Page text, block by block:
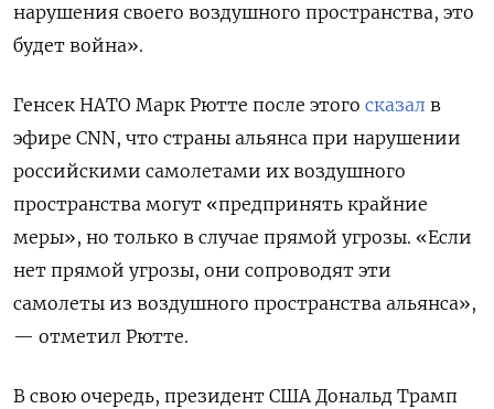
нарушения своего воздушного пространства, это
будет война».
Генсек НАТО Марк Рютте после этого сказал в
эфире CNN, что страны альянса при нарушении
российскими самолетами их воздушного
пространства могут «предпринять крайние
меры», но только в случае прямой угрозы. «Если
нет прямой угрозы, они сопроводят эти
самолеты из воздушного пространства альянса»,
— отметил Рютте.
В свою очередь, президент США Дональд Трамп